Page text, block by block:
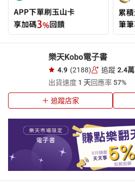
樂天Kobo電子書
4.9 (2188) 追蹤 2.4萬
出貨速度 1 天回應率57%
追蹤店家